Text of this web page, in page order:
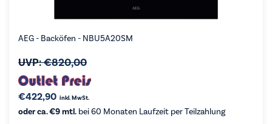
AEG - Backöfen - NBU5A20SM
UVP:€820,00
€422,90 inkl. MwSt.
oder ca. €9 mtl. bei 60 Monaten Laufzeit per Teilzahlung